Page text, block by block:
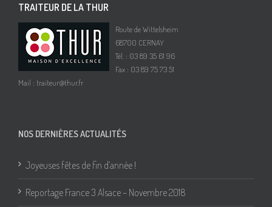
TRAITEUR DE LA THUR
Route de Wittelsheim
68700 CERNAY
Tél. : 03 89 35 61 96
Fax : 03 89 75 73 51
Mail : traiteur@thur.fr
NOS DERNIÈRES ACTUALITÉS
Joyeuses fêtes de fin d’année !
Reportage France 3 Alsace – Novembre 2018